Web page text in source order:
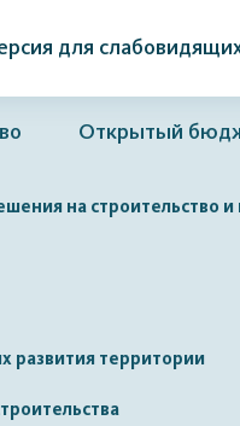
для
Открытый
на строительство
развития территории